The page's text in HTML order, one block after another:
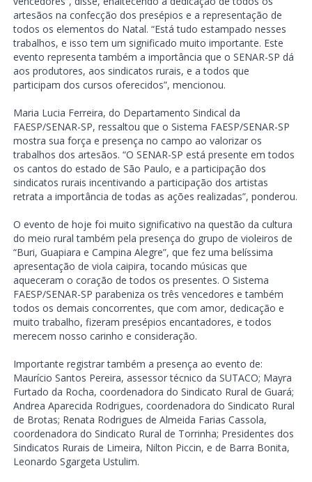
artesãos na confecção dos presépios e a representação de
todos os elementos do Natal. “Está tudo estampado nesses
trabalhos, e isso tem um significado muito importante. Este
evento representa também a importância que o SENAR-SP dá
aos produtores, aos sindicatos rurais, e a todos que
participam dos cursos oferecidos”, mencionou.
Maria Lucia Ferreira, do Departamento Sindical da
FAESP/SENAR-SP, ressaltou que o Sistema FAESP/SENAR-SP
mostra sua força e presença no campo ao valorizar os
trabalhos dos artesãos. “O SENAR-SP está presente em todos
os cantos do estado de São Paulo, e a participação dos
sindicatos rurais incentivando a participação dos artistas
retrata a importância de todas as ações realizadas”, ponderou.
O evento de hoje foi muito significativo na questão da cultura
do meio rural também pela presença do grupo de violeiros de
“Buri, Guapiara e Campina Alegre”, que fez uma belíssima
apresentação de viola caipira, tocando músicas que
aqueceram o coração de todos os presentes. O Sistema
FAESP/SENAR-SP parabeniza os três vencedores e também
todos os demais concorrentes, que com amor, dedicação e
muito trabalho, fizeram presépios encantadores, e todos
merecem nosso carinho e consideração.
Importante registrar também a presença ao evento de:
Maurício Santos Pereira, assessor técnico da SUTACO; Mayra
Furtado da Rocha, coordenadora do Sindicato Rural de Guará;
Andrea Aparecida Rodrigues, coordenadora do Sindicato Rural
de Brotas; Renata Rodrigues de Almeida Farias Cassola,
coordenadora do Sindicato Rural de Torrinha; Presidentes dos
Sindicatos Rurais de Limeira, Nilton Piccin, e de Barra Bonita,
Leonardo Sgargeta Ustulim.